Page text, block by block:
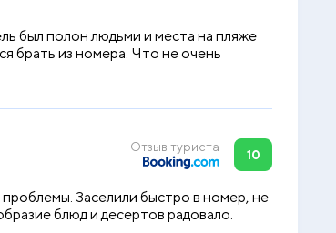
был полон людьми и места на пляже
брать из номера. Что не очень
Отзыв туриста
10
Заселили быстро в номер, не
блюд и десертов радовало.